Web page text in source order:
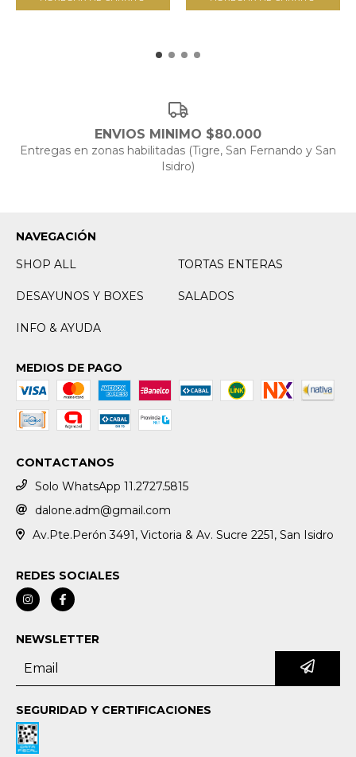
ENVIOS MINIMO $80.000
Entregas en zonas habilitadas (Tigre, San Fernando y San
Isidro)
NAVEGACIÓN
SHOP ALL
TORTAS ENTERAS
DESAYUNOS Y BOXES SALADOS
INFO & AYUDA
MEDIOS DE PAGO
CONTACTANOS
Solo WhatsApp 11.2727.5815
dalone.adm@gmail.com
Av.Pte.Perón 3491, Victoria & Av. Sucre 2251, San Isidro
REDES SOCIALES
NEWSLETTER
SEGURIDAD Y CERTIFICACIONES